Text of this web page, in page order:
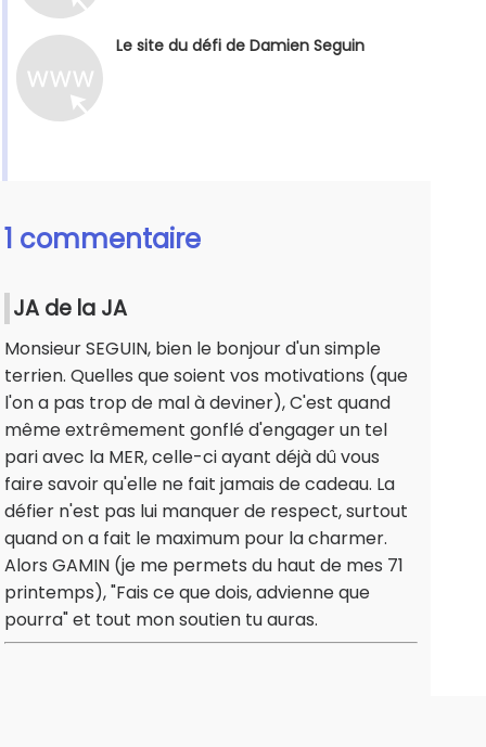
Le site du défi de Damien Seguin
1 commentaire
JA de la JA
Monsieur SEGUIN, bien le bonjour d'un simple
terrien. Quelles que soient vos motivations (que
l'on a pas trop de mal à deviner), C'est quand
même extrêmement gonflé d'engager un tel
pari avec la MER, celle-ci ayant déjà dû vous
faire savoir qu'elle ne fait jamais de cadeau. La
défier n'est pas lui manquer de respect, surtout
quand on a fait le maximum pour la charmer.
Alors GAMIN (je me permets du haut de mes 71
printemps), "Fais ce que dois, advienne que
pourra" et tout mon soutien tu auras.